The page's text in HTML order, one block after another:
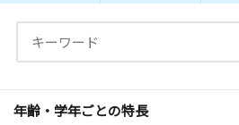
年齢・学年ごとの特長